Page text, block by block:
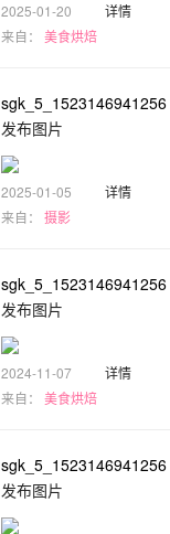
2025-01-20 详情
来自： 美食烘焙
sgk_5_1523146941256
发布图片
2025-01-05 详情
来自： 摄影
sgk_5_1523146941256
发布图片
2024-11-07 详情
来自： 美食烘焙
sgk_5_1523146941256
发布图片